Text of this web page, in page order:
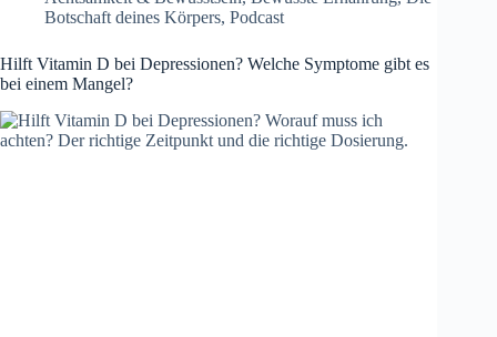
Botschaft deines Körpers, Podcast
Hilft Vitamin D bei Depressionen? Welche Symptome gibt es
bei einem Mangel?